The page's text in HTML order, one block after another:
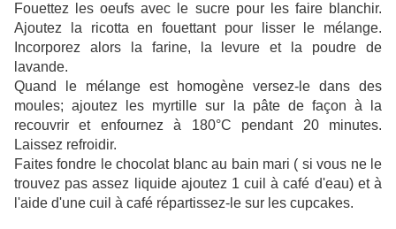
Fouettez les oeufs avec le sucre pour les faire blanchir.
Ajoutez la ricotta en fouettant pour lisser le mélange.
Incorporez alors la farine, la levure et la poudre de
lavande.
Quand le mélange est homogène versez-le dans des
moules; ajoutez les myrtille sur la pâte de façon à la
recouvrir et enfournez à 180°C pendant 20 minutes.
Laissez refroidir.
Faites fondre le chocolat blanc au bain mari ( si vous ne le
trouvez pas assez liquide ajoutez 1 cuil à café d'eau) et à
l'aide d'une cuil à café répartissez-le sur les cupcakes.